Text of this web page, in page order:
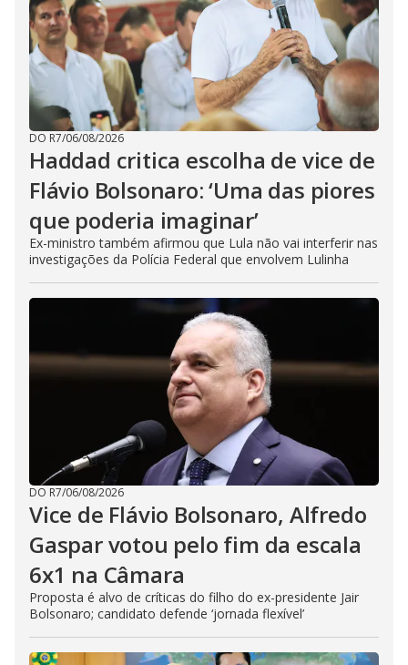
DO R7/06/08/2026
Haddad critica escolha de vice de
Flávio Bolsonaro: ‘Uma das piores
que poderia imaginar’
Ex-ministro também afirmou que Lula não vai interferir nas
investigações da Polícia Federal que envolvem Lulinha
DO R7/06/08/2026
Vice de Flávio Bolsonaro, Alfredo
Gaspar votou pelo fim da escala
6x1 na Câmara
Proposta é alvo de críticas do filho do ex-presidente Jair
Bolsonaro; candidato defende ‘jornada flexível’